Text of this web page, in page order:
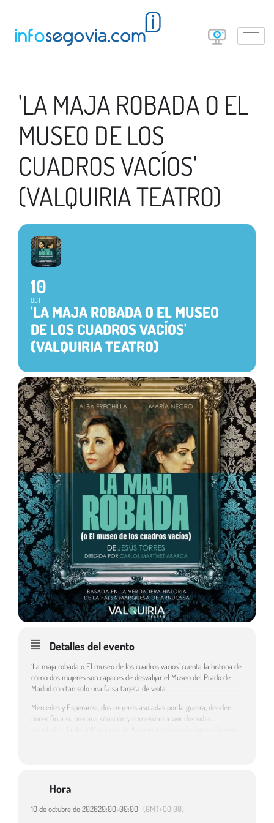
'LA MAJA ROBADA O EL
MUSEO DE LOS
CUADROS VACÍOS'
(VALQUIRIA TEATRO)
10
OCT
'LA MAJA ROBADA O EL MUSEO
DE LOS CUADROS VACÍOS'
(VALQUIRIA TEATRO)
Detalles del evento
‘La maja robada o El museo de los cuadros vacíos’ cuenta la historia de
cómo dos mujeres son capaces de desvalijar el Museo del Prado de
Madrid con tan solo una falsa tarjeta de visita.
Mercedes y Esperanza, dos mujeres asoladas por la guerra, deciden
poner fin a su precaria situación y comienzan a vivir dos vidas
historia de María Teresa Álvarez Herreros de Tejada, una mujer que
pertenecían, simulando un título y una vida de mentira. Partiendo de
Hora
10 de octubre de 202620:00-00:00 (GMT+00:00)